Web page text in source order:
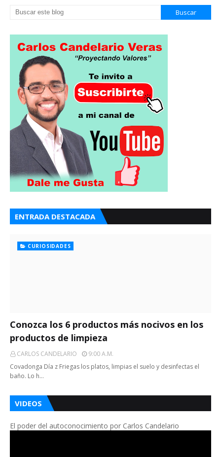
ENTRADA DESTACADA
CURIOSIDADES
Conozca los 6 productos más nocivos en los
productos de limpieza
CARLOS CANDELARIO
9:00 A.m.
Covadonga Día z Friegas los platos, limpias el suelo y desinfectas el
baño. Lo h…
VIDEOS
El poder del autoconocimiento por Carlos Candelario